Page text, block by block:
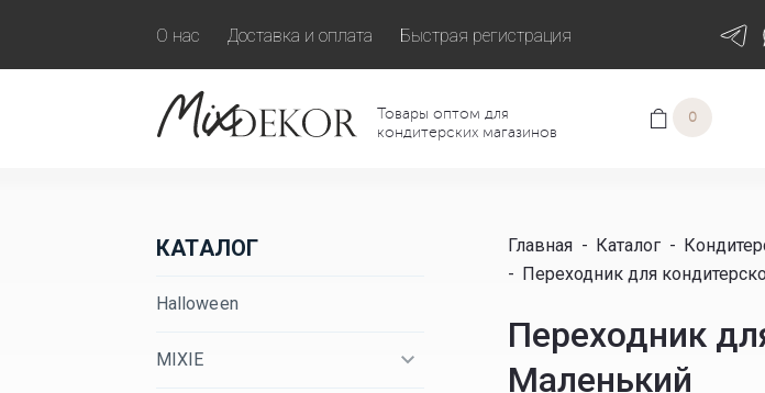
О нас Доставка и оплата Быстрая регистрация
Товары оптом для
кондитерских магазинов
0
КАТАЛОГ
Halloween
MIXIE
Главная - Каталог -
- Переходник для
Переходник
Маленький